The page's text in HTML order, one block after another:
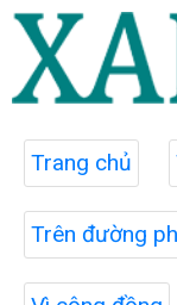
Trang chủ
Trên đường